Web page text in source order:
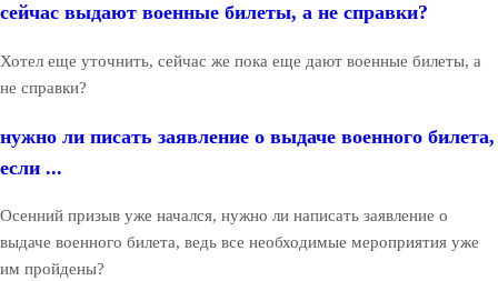
сейчас выдают военные билеты, а не справки?
Хотел еще уточнить, сейчас же пока еще дают военные билеты, а
не справки?
нужно ли писать заявление о выдаче военного билета,
если ...
Осенний призыв уже начался, нужно ли написать заявление о
выдаче военного билета, ведь все необходимые мероприятия уже
им пройдены?